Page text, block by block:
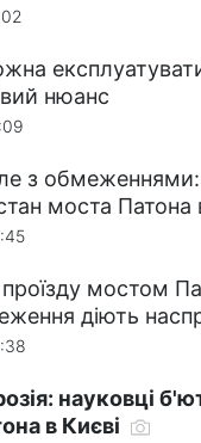
нюанс
з
моста Патона
мостом
діють
науковці
в Києві